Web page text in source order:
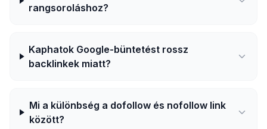
rangsoroláshoz?
Kaphatok Google-büntetést rossz
backlinkek miatt?
Mi a különbség a dofollow és nofollow link
között?